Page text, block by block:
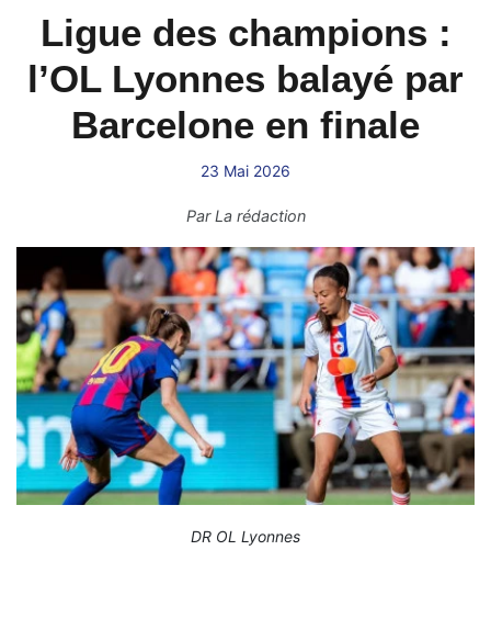
Ligue des champions :
l’OL Lyonnes balayé par
Barcelone en finale
23 Mai 2026
ParLa rédaction
DR OL Lyonnes